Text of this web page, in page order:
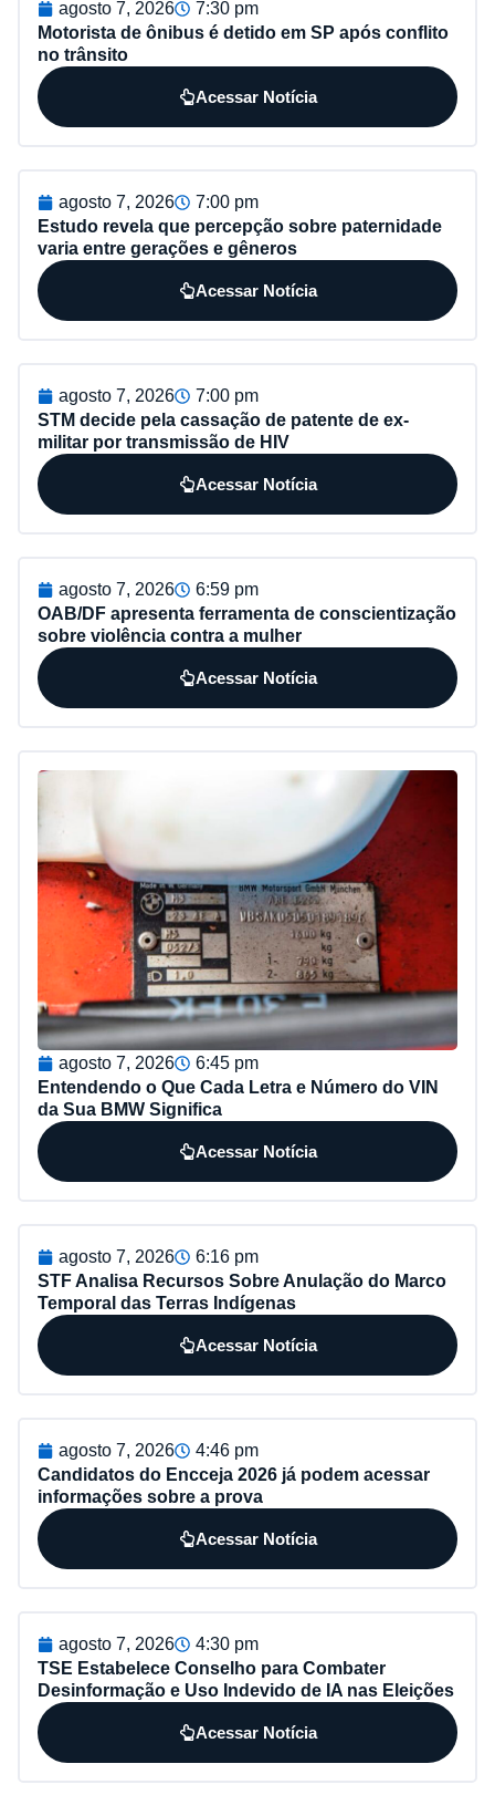
agosto 7, 2026
7:30 pm
Motorista de ônibus é detido em SP após conflito
no trânsito
Acessar Notícia
agosto 7, 2026
7:00 pm
Estudo revela que percepção sobre paternidade
varia entre gerações e gêneros
Acessar Notícia
agosto 7, 2026
7:00 pm
STM decide pela cassação de patente de ex-
militar por transmissão de HIV
Acessar Notícia
agosto 7, 2026
6:59 pm
OAB/DF apresenta ferramenta de conscientização
sobre violência contra a mulher
Acessar Notícia
agosto 7, 2026
6:45 pm
Entendendo o Que Cada Letra e Número do VIN
da Sua BMW Significa
Acessar Notícia
agosto 7, 2026
6:16 pm
STF Analisa Recursos Sobre Anulação do Marco
Temporal das Terras Indígenas
Acessar Notícia
agosto 7, 2026
4:46 pm
Candidatos do Encceja 2026 já podem acessar
informações sobre a prova
Acessar Notícia
agosto 7, 2026
4:30 pm
TSE Estabelece Conselho para Combater
Desinformação e Uso Indevido de IA nas Eleições
Acessar Notícia